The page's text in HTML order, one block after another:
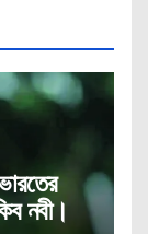
নবী।